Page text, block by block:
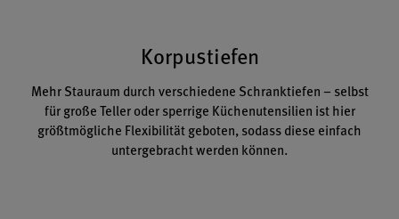
Korpustiefen
Mehr Stauraum durch verschiedene Schranktiefen – selbst
für große Teller oder sperrige Küchenutensilien ist hier
größtmögliche Flexibilität geboten, sodass diese einfach
untergebracht werden können.